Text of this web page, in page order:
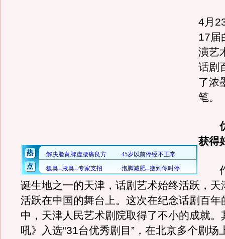
4月
17届
演艺
话剧
了浓
笔。
优
获得
作
诞生地之一的天津，话剧艺术始终活跃，天
活跃在中国的舞台上。这次在纪念话剧百年
中，天津人民艺术剧院取得了不小的成就。
吼》入选“31台优秀剧目”，在北京多个剧场